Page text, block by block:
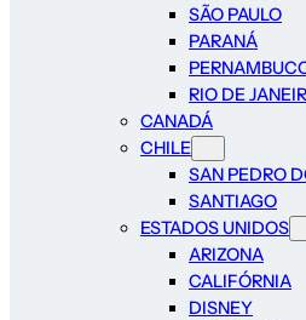
SÃO PAULO
PARANÁ
RIO DE
CANADÁ
CHILE
SAN PEDRO
SANTIAGO
ESTADOS UNIDOS
ARIZONA
CALIFÓRNIA
DISNEY